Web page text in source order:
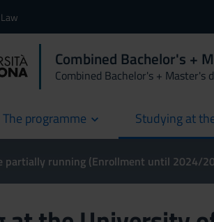
Combined Bachelor's +
Combined Bachelor's + Master's
The programme Studying at
partially running (Enrollment until 2024/